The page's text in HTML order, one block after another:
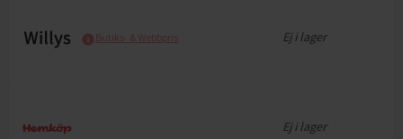
Butiks- & Webbpris Ej i lager
Ej i lager